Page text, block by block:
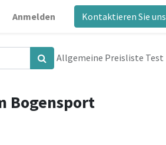
Anmelden Kontaktieren Sie uns
Allgemeine Preisliste Test
Bogensport